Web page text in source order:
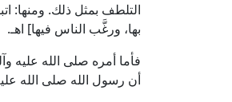
التلطف بمثل ذلك. ومنها:
بها، ورغَّب الناس فيها] اهـ.
فأما أمره صلى الله
أن رسول الله صلى الله